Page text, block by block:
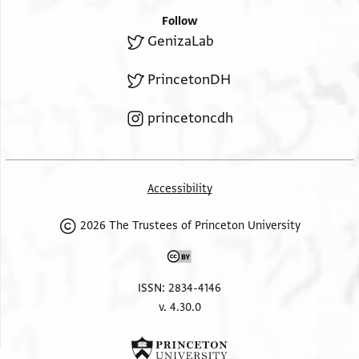
Follow
GenizaLab
PrincetonDH
princetoncdh
Accessibility
2026 The Trustees of Princeton University
ISSN: 2834-4146
v. 4.30.0